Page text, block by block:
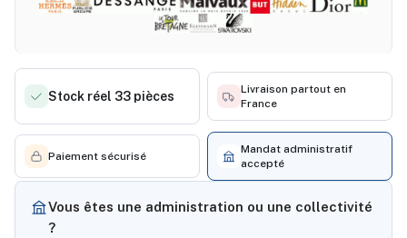
Stock réel 33 pièces
Livraison partout en
France
Paiement sécurisé
Mandat administratif
accepté
Vous êtes une administration ou une collectivité
?